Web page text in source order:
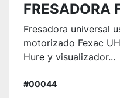
FRESADORA
Fresadora universal
motorizado Fexac
Hure y visualizador...
#00044